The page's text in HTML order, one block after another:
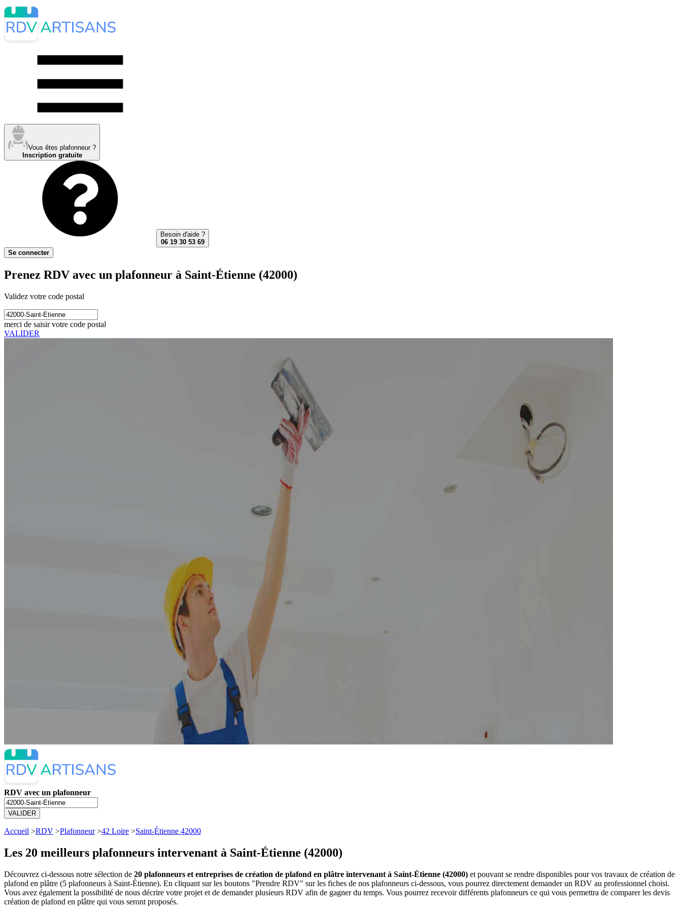
Vous êtes plafonneur ?
Inscription gratuite
Besoin d'aide ?
06 19 30 53 69
Se connecter
Prenez RDV avec un plafonneur à Saint-Étienne (42000)
Validez votre code postal
merci de saisir votre code postal
VALIDER
RDV avec un plafonneur
VALIDER
Accueil >RDV >Plafonneur>42 Loire >Saint-Étienne 42000
Les 20 meilleurs plafonneurs intervenant à Saint-Étienne (42000)
Découvrez ci-dessous notre sélection de 20 plafonneurs et entreprises de création de plafond en plâtre intervenant à Saint-Étienne (42000) et pouvant se rendre disponibles pour vos travaux de création de
plafond en plâtre (5 plafonneurs à Saint-Étienne). En cliquant sur les boutons "Prendre RDV" sur les fiches de nos plafonneurs ci-dessous, vous pourrez directement demander un RDV au professionnel choisi.
Vous avez également la possibilité de nous décrire votre projet et de demander plusieurs RDV afin de gagner du temps. Vous pourrez recevoir différents plafonneurs ce qui vous permettra de comparer les devis
création de plafond en plâtre qui vous seront proposés.